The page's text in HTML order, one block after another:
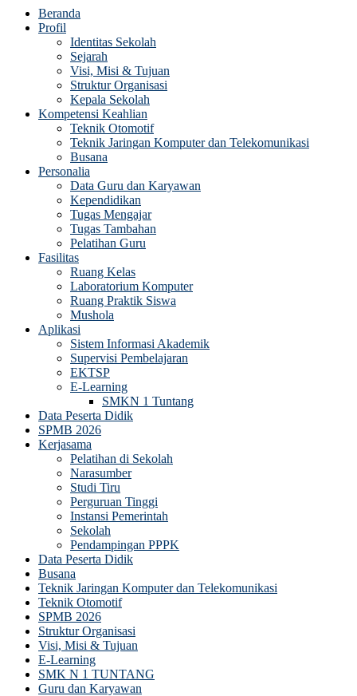
Beranda
Profil
Identitas Sekolah
Sejarah
Visi, Misi & Tujuan
Struktur Organisasi
Kepala Sekolah
Kompetensi Keahlian
Teknik Otomotif
Teknik Jaringan Komputer dan Telekomunikasi
Busana
Personalia
Data Guru dan Karyawan
Kependidikan
Tugas Mengajar
Tugas Tambahan
Pelatihan Guru
Fasilitas
Ruang Kelas
Laboratorium Komputer
Ruang Praktik Siswa
Mushola
Aplikasi
Sistem Informasi Akademik
Supervisi Pembelajaran
EKTSP
E-Learning
SMKN 1 Tuntang
Data Peserta Didik
SPMB 2026
Kerjasama
Pelatihan di Sekolah
Narasumber
Studi Tiru
Perguruan Tinggi
Instansi Pemerintah
Sekolah
Pendampingan PPPK
Data Peserta Didik
Busana
Teknik Jaringan Komputer dan Telekomunikasi
Teknik Otomotif
SPMB 2026
Struktur Organisasi
Visi, Misi & Tujuan
E-Learning
SMK N 1 TUNTANG
Guru dan Karyawan